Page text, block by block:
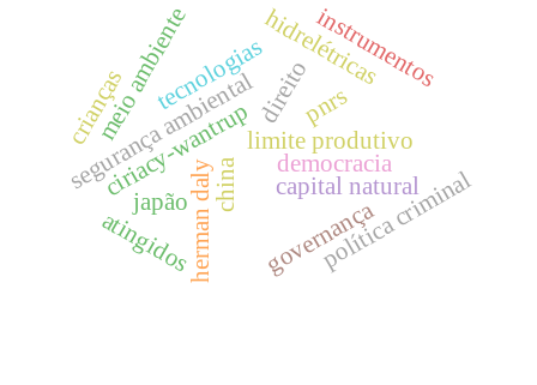
ciriacy-wantrup
herman daly
segurança ambientallimite produtivo
capital natural
meio ambiente
política criminal
japão
atingidos
direito
hidrelétricas
pnrs
instrumentos
china
governança
tecnologias
crianças
democracia